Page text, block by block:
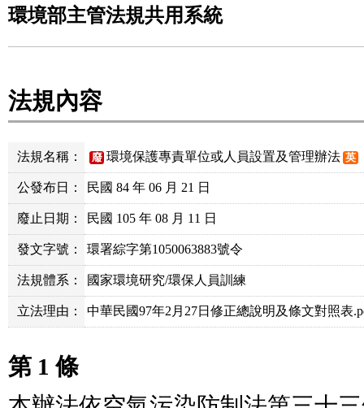
環境部主管法規共用系統
法規內容
法規名稱： 廢 環境保護專責單位或人員設置及管理辦法 英
公發布日： 民國 84 年 06 月 21 日
廢止日期： 民國 105 年 08 月 11 日
發文字號： 環署綜字第1050063883號令
法規體系： 國家環境研究/環保人員訓練
立法理由： 中華民國97年2月27日修正總說明及條文對照表
第 1 條